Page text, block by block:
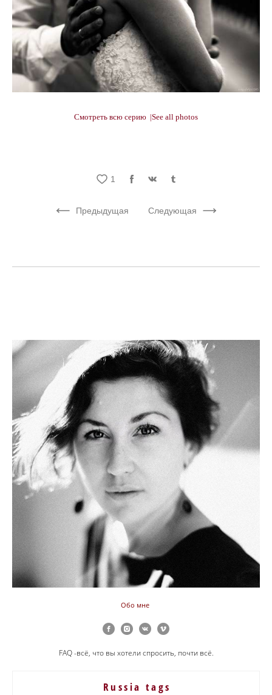
Смотреть всю серию |See all photos
1
Предыдущая Следующая
Обо мне
FAQ -всё, что вы хотели спросить, почти всё.
Russia tags